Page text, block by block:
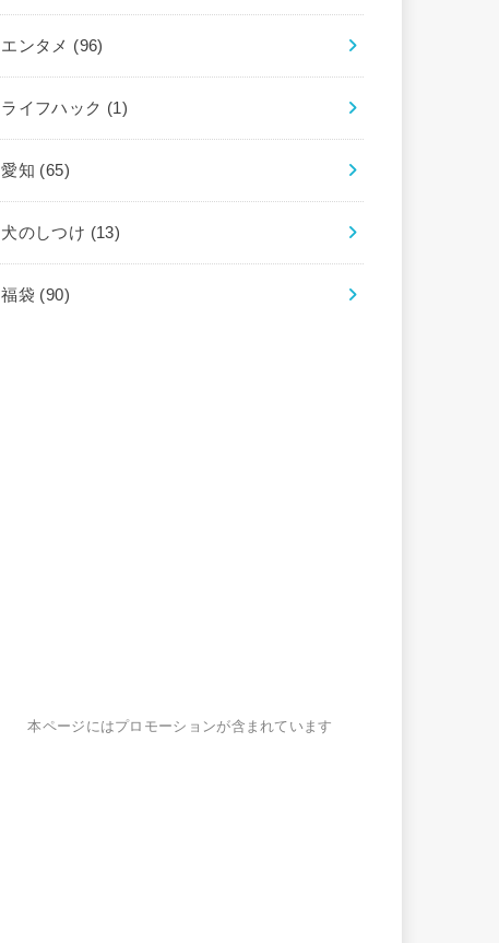
エンタメ (96)
ライフハック (1)
愛知 (65)
犬のしつけ (13)
福袋 (90)
本ページにはプロモーションが含まれています